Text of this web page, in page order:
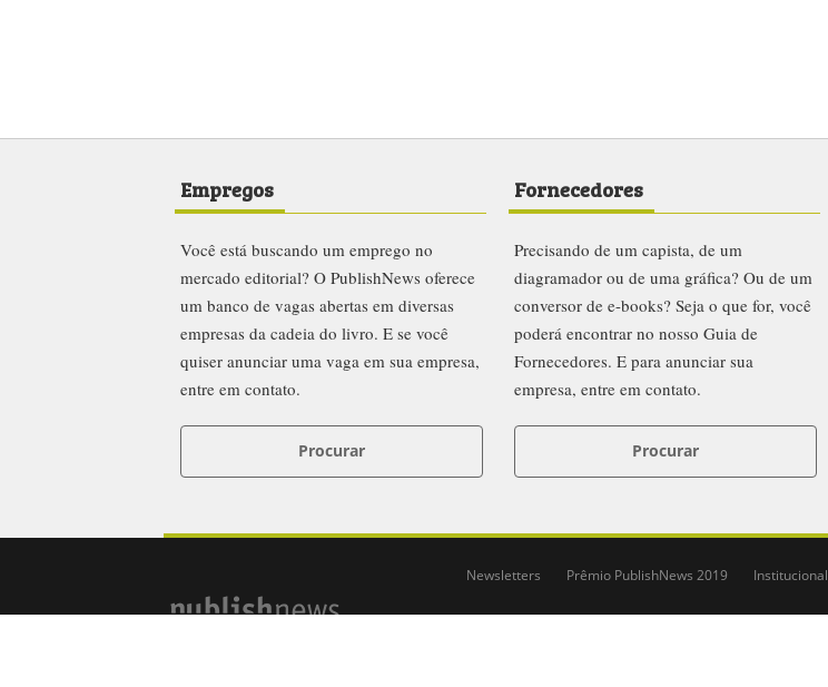
Empregos
Você está buscando um emprego no
mercado editorial? O PublishNews oferece
um banco de vagas abertas em diversas
empresas da cadeia do livro. E se você
quiser anunciar uma vaga em sua empresa,
entre em contato.
Procurar
Fornecedores
Precisando de um capista, de um
diagramador ou de uma gráfica? Ou de um
conversor de e-books? Seja o que for, você
poderá encontrar no nosso Guia de
Fornecedores. E para anunciar sua
empresa, entre em contato.
Procurar
Newsletters Prêmio PublishNews 2019 Institucional